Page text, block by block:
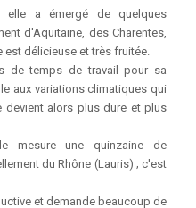
elle a émergé de quelques
d'Aquitaine, des Charentes,
est délicieuse et très fruitée.
de temps de travail pour sa
aux variations climatiques qui
devient alors plus dure et plus
mesure une quinzaine de
du Rhône (Lauris) ; c'est
et demande beaucoup de